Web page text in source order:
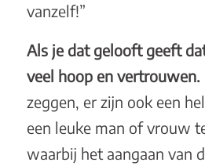
vanzelf!”
Als je dat gelooft geeft
veel hoop en vertrouwen.
zeggen, er zijn ook een
een leuke man of vrouw
waarbij het aangaan van